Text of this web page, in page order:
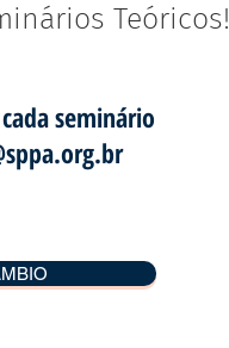
Teóricos!
seminário